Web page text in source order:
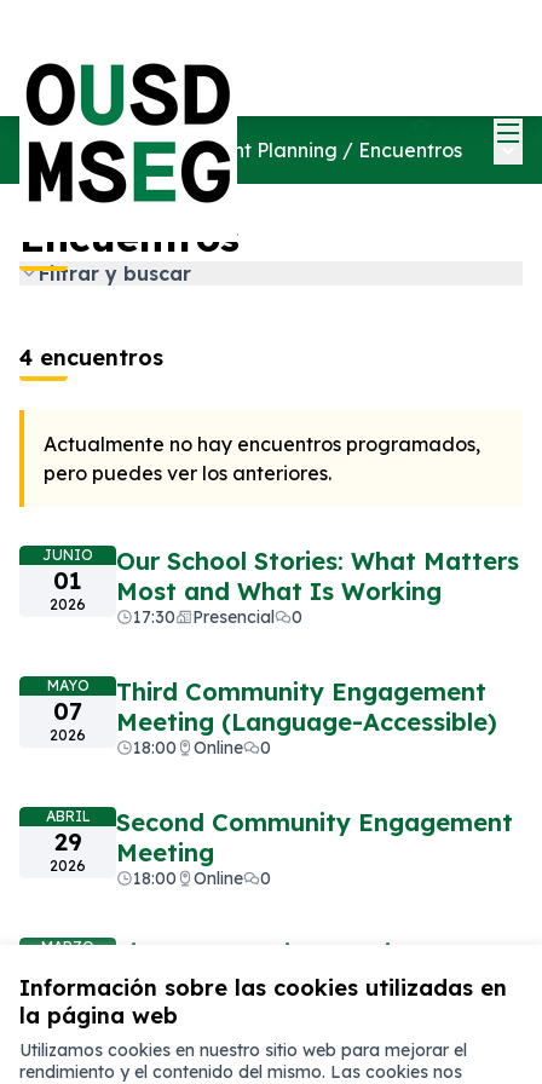
Información sobre las cookies utilizadas en
la página web
Utilizamos cookies en nuestro sitio web para mejorar el
rendimiento y el contenido del mismo. Las cookies nos
Phase Four Engagement Planning / Encuentros
Encuentros
Filtrar y buscar
4 encuentros
Actualmente no hay encuentros programados,
pero puedes ver los anteriores.
JUNIO
01
2026
Our School Stories: What Matters
Most and What Is Working
17:30 Presencial 0
MAYO
07
2026
Third Community Engagement
Meeting (Language-Accessible)
18:00 Online 0
ABRIL
29
2026
Second Community Engagement
Meeting
18:00 Online 0
MARZO
2026
First Community Meeting
17:30 Presencial 0